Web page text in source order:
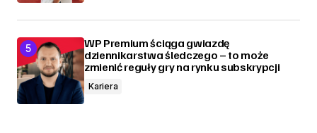
WP Premium ściąga gwiazdę
dziennikarstwa śledczego – to może
zmienić reguły gry na rynku subskrypcji
Kariera